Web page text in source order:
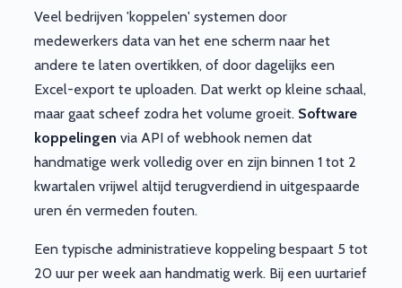
Veel bedrijven 'koppelen' systemen door
medewerkers data van het ene scherm naar het
andere te laten overtikken, of door dagelijks een
Excel-export te uploaden. Dat werkt op kleine schaal,
maar gaat scheef zodra het volume groeit. Software
koppelingen via API of webhook nemen dat
handmatige werk volledig over en zijn binnen 1 tot 2
kwartalen vrijwel altijd terugverdiend in uitgespaarde
uren én vermeden fouten.
Een typische administratieve koppeling bespaart 5 tot
20 uur per week aan handmatig werk. Bij een uurtarief